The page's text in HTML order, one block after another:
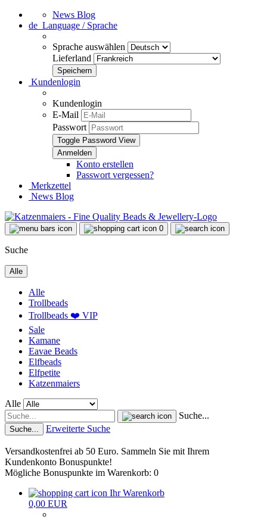
News Blog
de Language / Sprache
Sprache auswählen
Lieferland
Kundenlogin
Kundenlogin
E-Mail
Passwort
Toggle Password View
Konto erstellen
Passwort vergessen?
Merkzettel
News Blog
0
Suche
Alle
Alle
Trollbeads
Trollbeads ❤️ VIP
Sale
Kamane
Eavae Beads
Elfbeads
Elfpetite
Katzenmaiers
Alle
Suche...
Suche... Erweiterte Suche
Versandkostenfrei ab 50 Euro. Sammeln Sie mit Ihrem
Kundenkonto Bonuspunkte!
Mögliche Bonuspunkte im Warenkorb: 0
Ihr Warenkorb
0,00 EUR